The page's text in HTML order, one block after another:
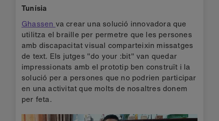
Tunísia
Ghassen va crear una solució innovadora que
utilitza el braille per permetre que les persones
amb discapacitat visual comparteixin missatges
de text. Els jutges "do your :bit" van quedar
impressionats amb el prototip ben construït i la
solució per a persones que no podrien participar
en una activitat que molts de nosaltres donem
per feta.